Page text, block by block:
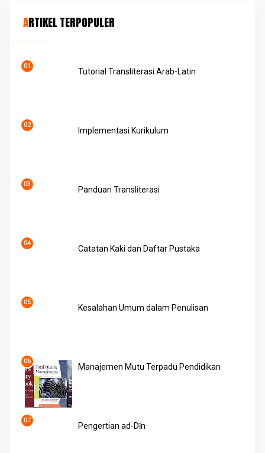
ARTIKEL TERPOPULER
Tutorial Transliterasi Arab-Latin
Implementasi Kurikulum
Panduan Transliterasi
Catatan Kaki dan Daftar Pustaka
Kesalahan Umum dalam Penulisan
Manajemen Mutu Terpadu Pendidikan
Pengertian ad-Dīn